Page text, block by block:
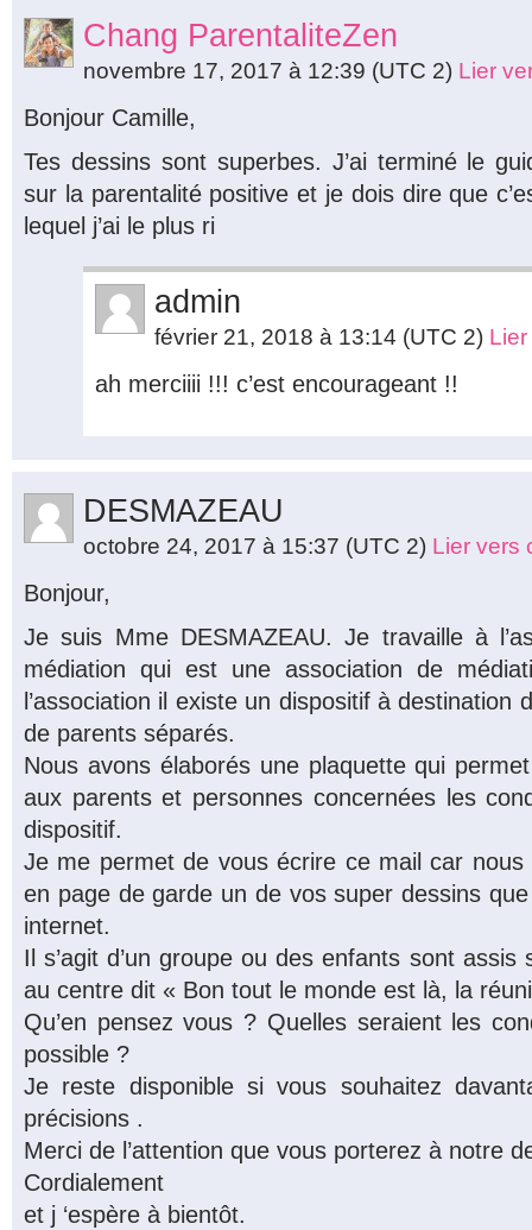
Chang ParentaliteZen
novembre 17, 2017 à 12:39 (UTC 2) Lier
Bonjour Camille,
Tes dessins sont superbes. J’ai terminé le
sur la parentalité positive et je dois dire que
lequel j’ai le plus ri
admin
février 21, 2018 à 13:14 (UTC 2)
ah merciiii !!! c’est encourageant !!
DESMAZEAU
octobre 24, 2017 à 15:37 (UTC 2) Lier vers
Bonjour,
Je suis Mme DESMAZEAU. Je travaille à
médiation qui est une association de
l’association il existe un dispositif à destination
de parents séparés.
Nous avons élaborés une plaquette qui
aux parents et personnes concernées les
dispositif.
Je me permet de vous écrire ce mail car nous
en page de garde un de vos super dessins
internet.
Il s’agit d’un groupe ou des enfants sont assis
au centre dit « Bon tout le monde est là, la
Qu’en pensez vous ? Quelles seraient les
possible ?
Je reste disponible si vous souhaitez
précisions .
Merci de l’attention que vous porterez à notre
Cordialement
et j ‘espère à bientôt.